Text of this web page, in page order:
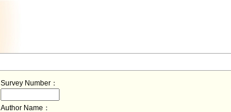
Survey Number：
Author Name：